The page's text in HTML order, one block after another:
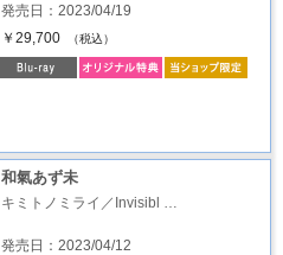
発売日：2023/04/19
￥29,700
（税込）
和氣あず未
キミトノミライ／Invisibl …
発売日：2023/04/12